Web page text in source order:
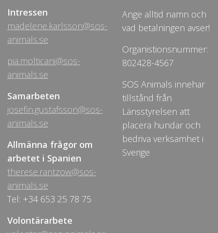
Intressen
madelene.karlsson@sos-
animals.se
pia.molticani@sos-
animals.se
Samarbeten
josefin.gustafsson@sos-
animals.se
Allmänna frågor om
arbetet i Spanien
therese.rantzow@sos-
animals.se
Tel: +34 653 25 78 75
Volontärarbete
Ange alltid namn och
vad betalningen avser!
Organistionsnummer:
802428-4567
SOS Animals innehar
tillstånd från
Länsstyrelsen att
placera hundar och
bedriva verksamhet i
Sverige